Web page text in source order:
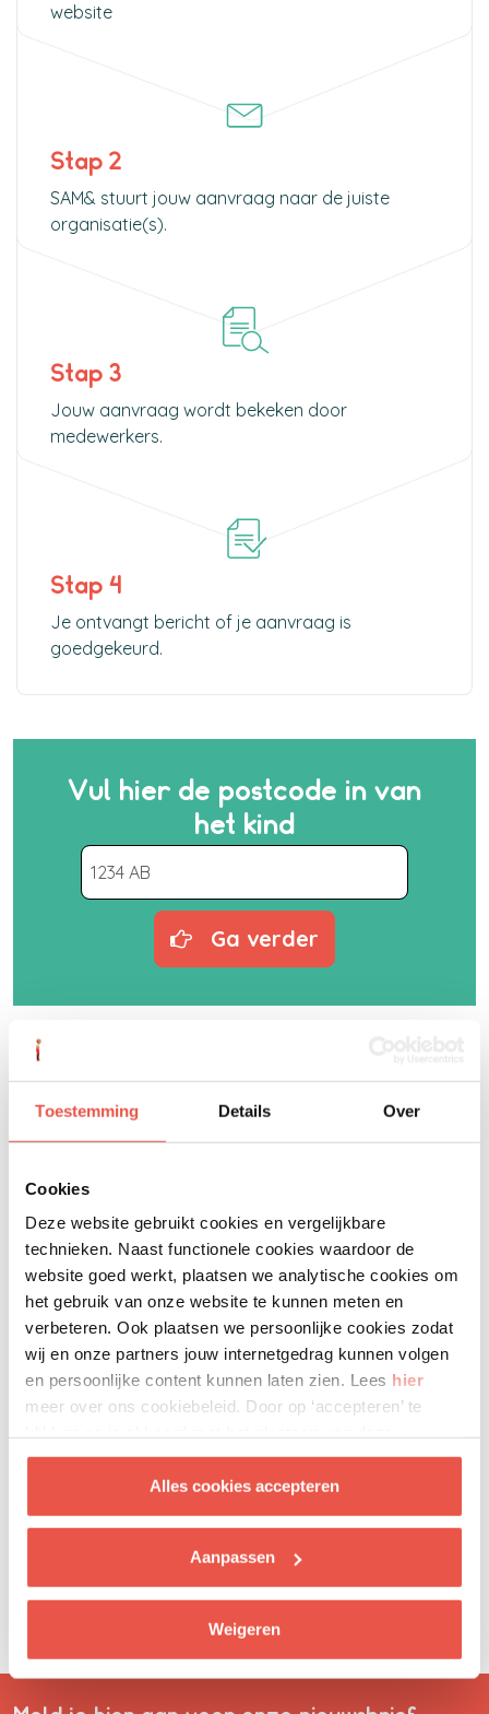
Toestemming Details Over
Cookies
Deze website gebruikt cookies en vergelijkbare
technieken. Naast functionele cookies waardoor de
website goed werkt, plaatsen we analytische cookies om
het gebruik van onze website te kunnen meten en
verbeteren. Ook plaatsen we persoonlijke cookies zodat
wij en onze partners jouw internetgedrag kunnen volgen
en persoonlijke content kunnen laten zien. Lees hier
meer over ons cookiebeleid. Door op ‘accepteren’ te
cookies.
Alles cookies accepteren
Aanpassen
Weigeren
website
Stap 2
SAM& stuurt jouw aanvraag naar de juiste
organisatie(s).
Stap 3
Jouw aanvraag wordt bekeken door
medewerkers.
Stap 4
Je ontvangt bericht of je aanvraag is
goedgekeurd.
Vul hier de postcode in van
het kind
Ga verder
Uitleg video: zo doe je een
aanvraag
Hulp nodig bij het doen van een aanvraag?We helpen
Neem contact op met 010-307 59 09. We zijn op
werkdagen bereikbaar tussen 9.00 en 16.00 uur. Of bekijk